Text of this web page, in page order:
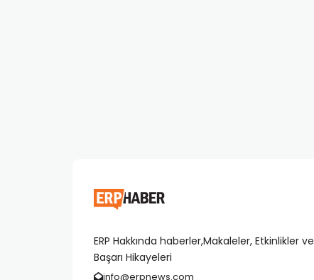
ERP Hakkında haberler,Makaleler, Etkinlikler ve
Başarı Hikayeleri
info@erpnews.com